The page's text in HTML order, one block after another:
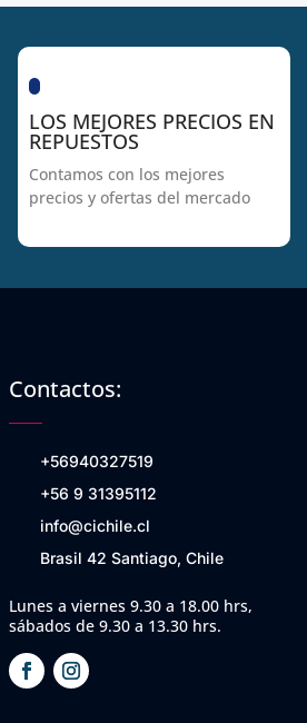
LOS MEJORES PRECIOS EN
REPUESTOS
Contamos con los mejores
precios y ofertas del mercado
Contactos:
+56940327519
+56 9 31395112
info@cichile.cl
Brasil 42 Santiago, Chile
Lunes a viernes 9.30 a 18.00 hrs,
sábados de 9.30 a 13.30 hrs.